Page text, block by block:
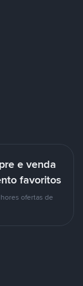
e venda
favoritos
ofertas de